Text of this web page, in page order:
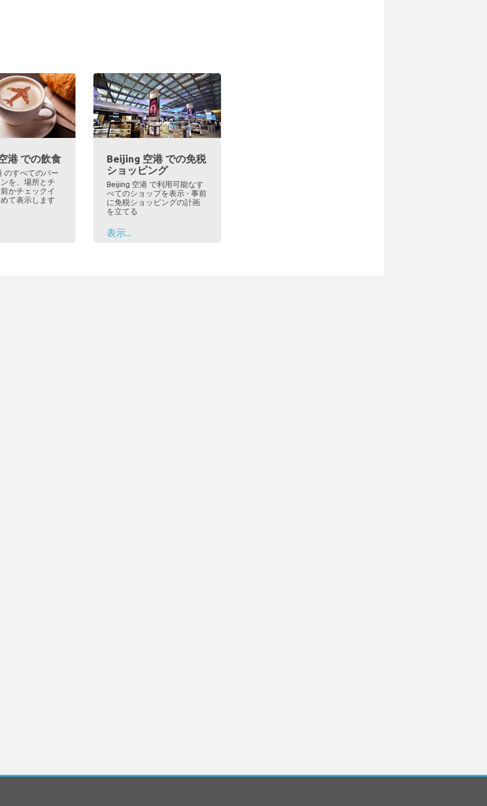
港 での飲食
のすべてのバー
を、場所とチ
かチェックイ
て表示します
Beijing 空港 での免税
ショッピング
Beijing 空港 で利用可能なす
べてのショップを表示 - 事前
に免税ショッピングの計画
を立てる
表示...